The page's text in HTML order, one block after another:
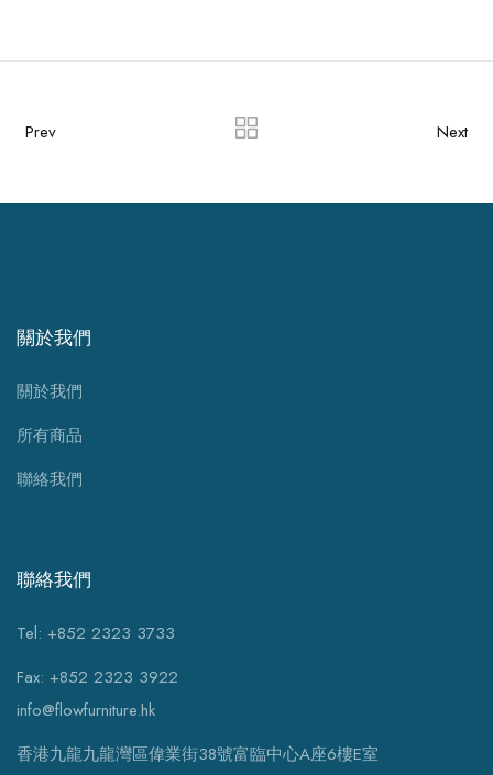
Prev Next
關於我們
關於我們
所有商品
聯絡我們
聯絡我們
Tel: +852 2323 3733
Fax: +852 2323 3922
info@flowfurniture.hk
香港九龍九龍灣區偉業街38號富臨中心A座6樓E室